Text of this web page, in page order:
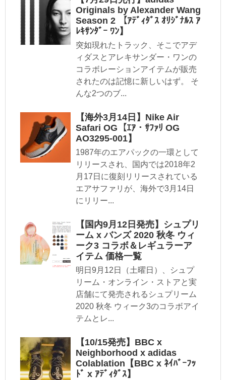
Originals by Alexander Wang
Season 2 【ｱﾃﾞｨﾀﾞｽ ｵﾘｼﾞﾅﾙｽ ｱ
ﾚｷｻﾝﾀﾞｰ ﾜﾝ】
突如現れたトラック、そこでアデ
ィダスとアレキサンダー・ワンの
コラボレーションアイテムが販売
されたのは記憶に新しいはず。 そ
んな2つのブ...
【海外3月14日】Nike Air
Safari OG【ｴｱ・ｻﾌｧﾘ OG
AO3295-001】
1987年のエアパックの一環として
リリースされ、国内では2018年2
月17日に復刻リリースされている
エアサファリが、海外で3月14日
にリリー...
【国内9月12日発売】シュプリ
ーム x バンズ 2020 秋冬 ウィ
ーク3 コラボ＆レギュラーア
イテム 価格一覧
明日9月12日（土曜日）、シュプ
リーム・オンライン・ストアと実
店舗にて発売されるシュプリーム
2020 秋冬 ウィーク3のコラボアイ
テムとレ...
【10/15発売】BBC x
Neighborhood x adidas
Colablation【BBC x ﾈｲﾊﾞｰﾌｯ
ﾄﾞ x ｱﾃﾞｨﾀﾞｽ】